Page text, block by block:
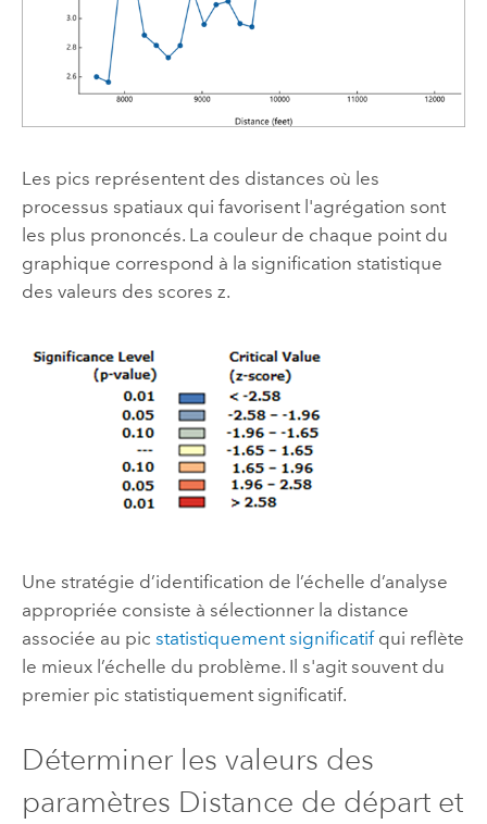
Les pics représentent des distances où les
processus spatiaux qui favorisent l'agrégation sont
les plus prononcés. La couleur de chaque point du
graphique correspond à la signification statistique
des valeurs des scores z.
Une stratégie d’identification de l’échelle d’analyse
appropriée consiste à sélectionner la distance
associée au pic statistiquement significatifqui reflète
le mieux l’échelle du problème. Il s'agit souvent du
premier pic statistiquement significatif.
Déterminer les valeurs des
paramètres Distance de départ et